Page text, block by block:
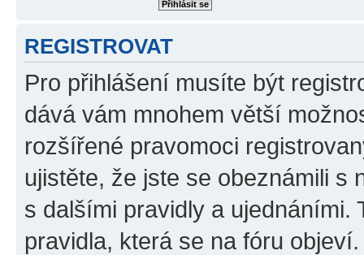
REGISTROVAT
Pro přihlášení musíte být
dává vám mnohem větší
rozšířené pravomoci
ujistěte, že jste se obeznámili s
s dalšími pravidly a ujednáními.
pravidla, která se na fóru objeví.